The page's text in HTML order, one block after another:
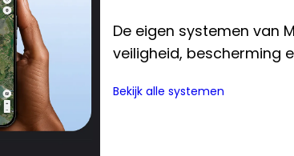
De eigen systemen van
veiligheid, bescherming
Bekijk alle systemen